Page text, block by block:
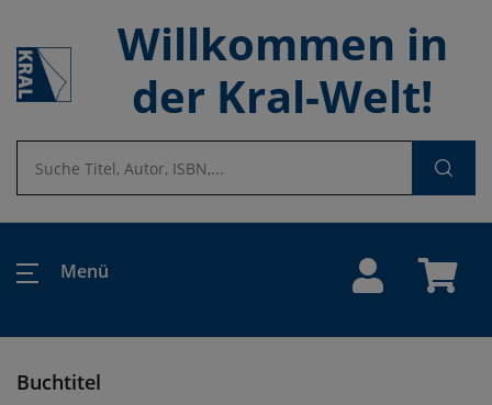
Willkommen in
der Kral-Welt!
Menü
Buchtitel